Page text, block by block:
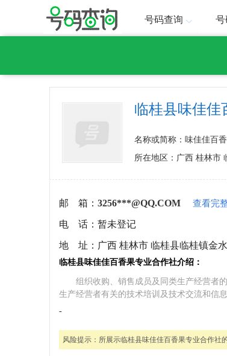
号码查询 号
临桂县味佳佳
名称或简称：味佳佳百
所在地区：广西 桂林市
邮 箱： 3256***@QQ.COM 查看完
电 话： 暂未登记
地 址： 广西 桂林市 临桂县临桂镇金
临桂县味佳佳百香果专业合作社介绍：
组织收购、销售成员及同类生产经营者
生产经营者有关的技术培训及技术交流和信息
-
风险提示： 所展示临桂县味佳佳百香果专业合作社